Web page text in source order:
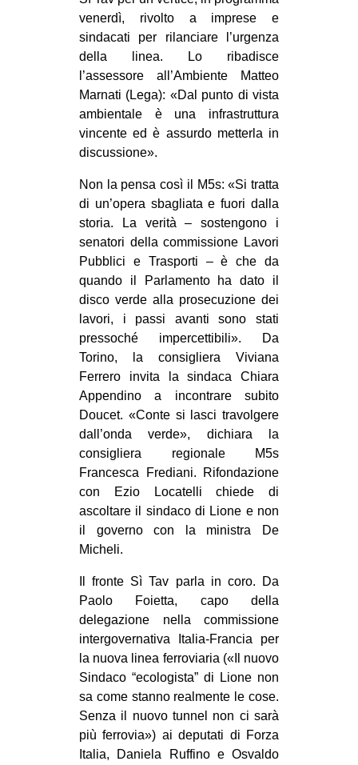
venerdì, rivolto a imprese e
sindacati per rilanciare l’urgenza
della linea. Lo ribadisce
l’assessore all’Ambiente Matteo
Marnati (Lega): «Dal punto di vista
ambientale è una infrastruttura
vincente ed è assurdo metterla in
discussione».
Non la pensa così il M5s: «Si tratta
di un’opera sbagliata e fuori dalla
storia. La verità – sostengono i
senatori della commissione Lavori
Pubblici e Trasporti – è che da
quando il Parlamento ha dato il
disco verde alla prosecuzione dei
lavori, i passi avanti sono stati
pressoché impercettibili». Da
Torino, la consigliera Viviana
Ferrero invita la sindaca Chiara
Appendino a incontrare subito
Doucet. «Conte si lasci travolgere
dall’onda verde», dichiara la
consigliera regionale M5s
Francesca Frediani. Rifondazione
con Ezio Locatelli chiede di
ascoltare il sindaco di Lione e non
il governo con la ministra De
Micheli.
Il fronte Sì Tav parla in coro. Da
Paolo Foietta, capo della
delegazione nella commissione
intergovernativa Italia-Francia per
la nuova linea ferroviaria («Il nuovo
Sindaco “ecologista” di Lione non
sa come stanno realmente le cose.
Senza il nuovo tunnel non ci sarà
più ferrovia») ai deputati di Forza
Italia, Daniela Ruffino e Osvaldo